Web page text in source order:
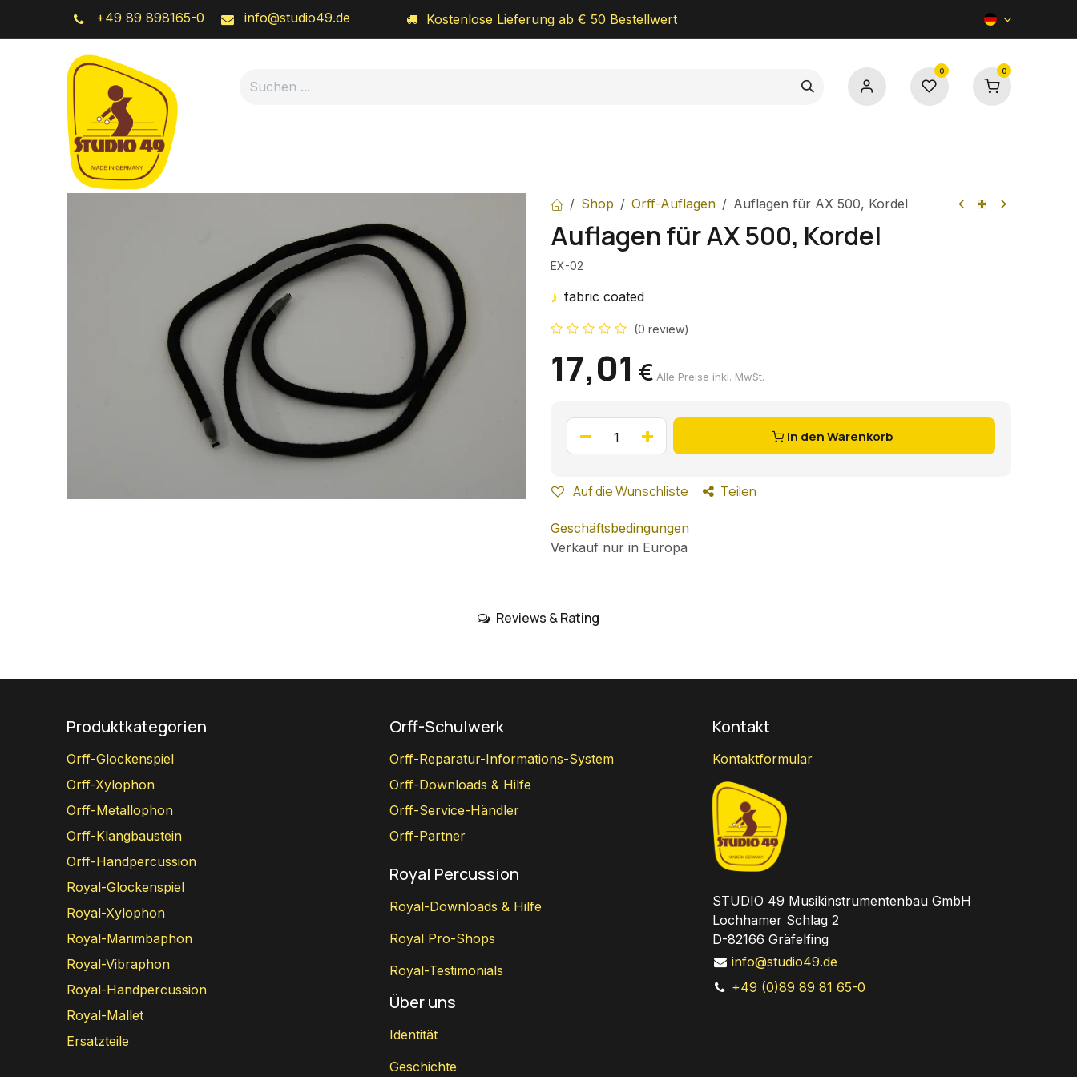
+49 89 898165-0 info@studio49.de Kostenlose Lieferung ab € 50 Bestellwert
0
0
Shop Orff-Auflagen Auflagen für AX 500, Kordel
Auflagen für AX 500, Kordel
EX-02
♪ fabric coated
(0 review)
17,01 € Alle Preise inkl. MwSt.
In den Warenkorb
Auf die Wunschliste Teilen
Geschäftsbedingungen
Verkauf nur in Europa
Reviews & Rating
Produktkategorien
Orff-Glockenspiel
Orff-Xylophon
Orff-Metallophon
Orff-Klangbaustein
Orff-Handpercussion
Royal-Glockenspiel
Royal-Xylophon
Royal-Marimbaphon
Royal-Vibraphon
Royal-Handpercussion
Royal-Mallet
Ersatzteile
Orff-Schulwerk
Orff-Reparatur-Informations-System
Orff-Downloads & Hilfe
Orff-Service-Händler
Orff-Partner
Royal Percussion
Royal-Downloads & Hilfe
Royal Pro-Shops
Royal-Testimonials
Über uns
Identität
Geschichte
Kontakt
Kontaktformular
STUDIO 49 Musikinstrumentenbau GmbH
Lochhamer Schlag 2
D-82166 Gräfelfing
info@studio49.de
+49 (0)89 89 81 65-0